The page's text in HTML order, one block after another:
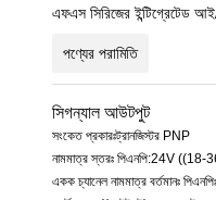
এফএস সিরিজের ইন্টিগ্রেটেড
পণ্যের পরামিতি
সিগন্যাল আউটপুট
সংকেত প্রকারঃট্রানজিস্টর PNP
নামমাত্র স্তরঃ পিএনপি:24V ((18-
একক চ্যানেল নামমাত্র বর্তমানঃ